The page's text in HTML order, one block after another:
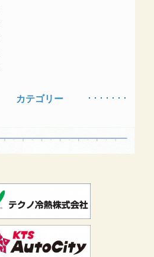
カテゴリー